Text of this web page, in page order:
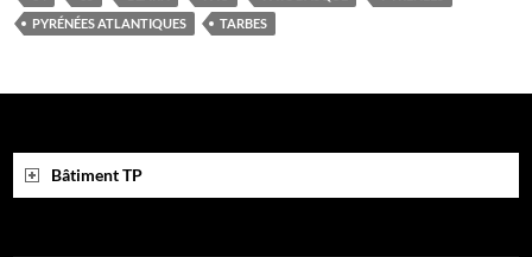
PYRÉNÉES ATLANTIQUES
TARBES
Bâtiment TP